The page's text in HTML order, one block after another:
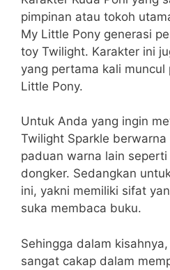
pimpinan atau tokoh
My Little Pony generasi
toy Twilight. Karakter ini
yang pertama kali
Little Pony.
Untuk Anda yang ingin
Twilight Sparkle
paduan warna lain
dongker. Sedangkan
ini, yakni memiliki sifat
suka membaca buku.
Sehingga dalam
sangat cakap dalam